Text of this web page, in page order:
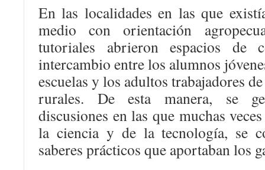
En las localidades en las que
medio con orientación
tutoriales abrieron espacios de
intercambio entre los alumnos
escuelas y los adultos trabajadores
rurales. De esta manera, se
discusiones en las que muchas
la ciencia y de la tecnología, se
saberes prácticos que aportaban los